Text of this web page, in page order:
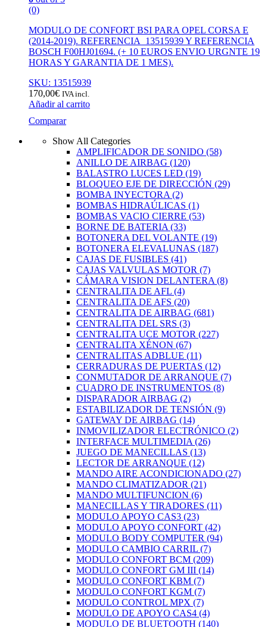
(0)
MODULO DE CONFORT BSI PARA OPEL CORSA E
(2014-2019). REFERENCIA 13515939 Y REFERENCIA
BOSCH F00HJ01694. (+ 10 EUROS ENVIO URGNTE 19
HORAS Y GARANTIA DE 1 MES).
SKU: 13515939
170,00€ IVA incl.
Añadir al carrito
Comparar
Show All Categories
AMPLIFICADOR DE SONIDO (58)
ANILLO DE AIRBAG (120)
BALASTRO LUCES LED (19)
BLOQUEO EJE DE DIRECCIÓN (29)
BOMBA INYECTORA (2)
BOMBAS HIDRAÚLICAS (1)
BOMBAS VACIO CIERRE (53)
BORNE DE BATERIA (33)
BOTONERA DEL VOLANTE (19)
BOTONERA ELEVALUNAS (187)
CAJAS DE FUSIBLES (41)
CAJAS VALVULAS MOTOR (7)
CÁMARA VISION DELANTERA (8)
CENTRALITA DE AFL (4)
CENTRALITA DE AFS (20)
CENTRALITA DE AIRBAG (681)
CENTRALITA DEL SRS (3)
CENTRALITA UCE MOTOR (227)
CENTRALITA XÉNON (67)
CENTRALITAS ADBLUE (11)
CERRADURAS DE PUERTAS (12)
CONMUTADOR DE ARRANQUE (7)
CUADRO DE INSTRUMENTOS (8)
DISPARADOR AIRBAG (2)
ESTABILIZADOR DE TENSIÓN (9)
GATEWAY DE AIRBAG (14)
INMOVILIZADOR ELECTRÓNICO (2)
INTERFACE MULTIMEDIA (26)
JUEGO DE MANECILLAS (13)
LECTOR DE ARRANQUE (12)
MANDO AIRE ACONDICIONADO (27)
MANDO CLIMATIZADOR (21)
MANDO MULTIFUNCION (6)
MANECILLAS Y TIRADORES (11)
MODULO APOYO CAS3 (23)
MODULO APOYO CONFORT (42)
MODULO BODY COMPUTER (94)
MODULO CAMBIO CARRIL (7)
MODULO CONFORT BCM (209)
MODULO CONFORT GM III (14)
MODULO CONFORT KBM (7)
MODULO CONFORT KGM (7)
MODULO CONTROL MPX (7)
MODULO DE APOYO CAS4 (4)
MODULO DE BLUETOOTH (140)